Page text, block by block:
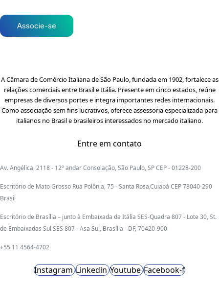
Associe-se
A Câmara de Comércio Italiana de São Paulo, fundada em 1902, fortalece as
relações comerciais entre Brasil e Itália. Presente em cinco estados, reúne
empresas de diversos portes e integra importantes redes internacionais.
Como associação sem fins lucrativos, oferece assessoria especializada para
italianos no Brasil e brasileiros interessados no mercado italiano.
Entre em contato
Av. Angélica, 2118 - 12º andar Consolação, São Paulo, SP CEP - 01228-200
Escritório de Mato Grosso Rua Polônia, 75 - Santa Rosa,Cuiabá CEP 78040-290
Brasil
Escritório de Brasília – junto à Embaixada da Itália SES-Quadra 807 - Lote 30, St.
de Embaixadas Sul SES 807 - Asa Sul, Brasília - DF, 70420-900
+55 11 4564-4702
Instagram Linkedin Youtube Facebook-f